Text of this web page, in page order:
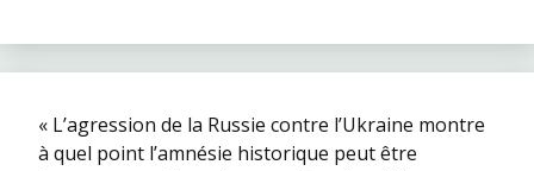
« L’agression de la Russie contre l’Ukraine montre
à quel point l’amnésie historique peut être